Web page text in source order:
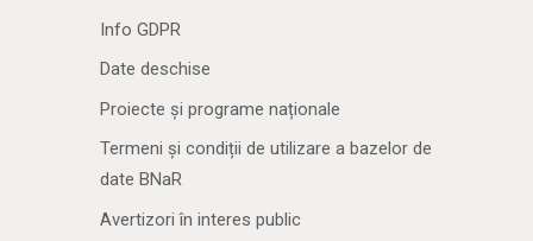
Info GDPR
Date deschise
Proiecte și programe naționale
Termeni și condiții de utilizare a bazelor de
date BNaR
Avertizori în interes public